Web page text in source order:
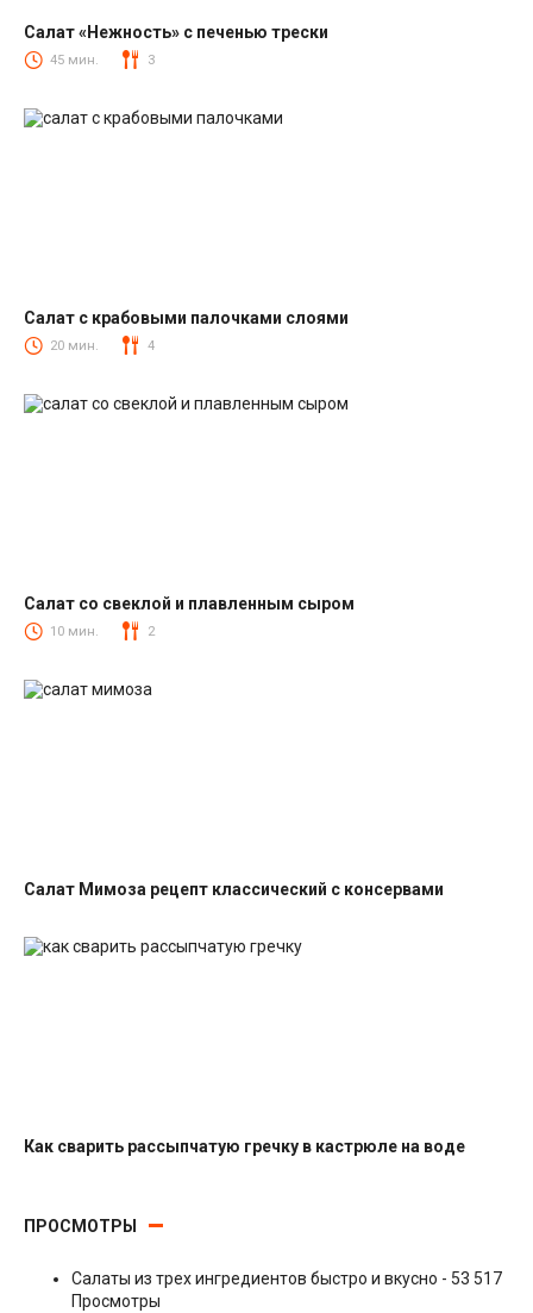
Салаты из печени трески
Салат «Нежность» с печенью трески
45 мин. 3
Салаты с крабовыми палочками
Салат с крабовыми палочками слоями
20 мин. 4
Салаты со свеклой
Салат со свеклой и плавленным сыром
10 мин. 2
Салат Мимоза рецепт классический с консервами
Как сварить рассыпчатую гречку в кастрюле на воде
ПРОСМОТРЫ
Салаты из трех ингредиентов быстро и вкусно - 53 517
Просмотры